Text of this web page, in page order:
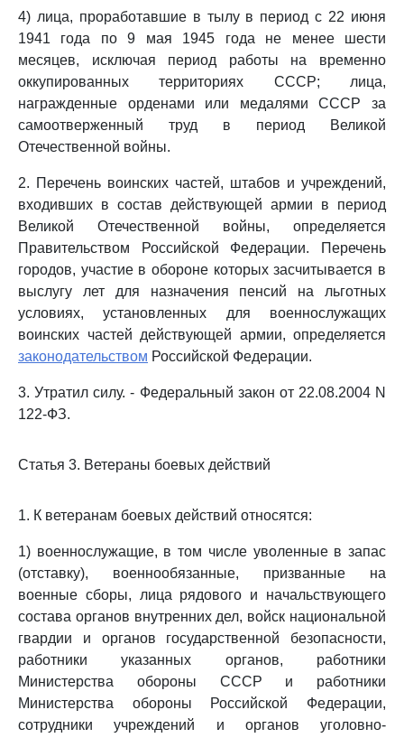
4) лица, проработавшие в тылу в период с 22 июня
1941 года по 9 мая 1945 года не менее шести
месяцев, исключая период работы на временно
оккупированных территориях СССР; лица,
награжденные орденами или медалями СССР за
самоотверженный труд в период Великой
Отечественной войны.
2. Перечень воинских частей, штабов и учреждений,
входивших в состав действующей армии в период
Великой Отечественной войны, определяется
Правительством Российской Федерации. Перечень
городов, участие в обороне которых засчитывается в
выслугу лет для назначения пенсий на льготных
условиях, установленных для военнослужащих
воинских частей действующей армии, определяется
законодательством Российской Федерации.
3. Утратил силу. - Федеральный закон от 22.08.2004 N
122-ФЗ.
Статья 3. Ветераны боевых действий
1. К ветеранам боевых действий относятся:
1) военнослужащие, в том числе уволенные в запас
(отставку), военнообязанные, призванные на
военные сборы, лица рядового и начальствующего
состава органов внутренних дел, войск национальной
гвардии и органов государственной безопасности,
работники указанных органов, работники
Министерства обороны СССР и работники
Министерства обороны Российской Федерации,
сотрудники учреждений и органов уголовно-